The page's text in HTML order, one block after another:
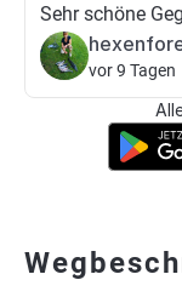
Sehr schöne
vor 9 Tagen